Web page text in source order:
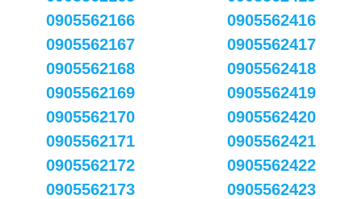
0905562166
0905562167
0905562168
0905562169
0905562170
0905562171
0905562172
0905562173
0905562416
0905562417
0905562418
0905562419
0905562420
0905562421
0905562422
0905562423